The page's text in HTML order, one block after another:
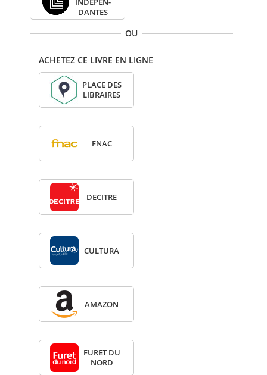
DANTES
OU
ACHETEZ CE LIVRE EN LIGNE
PLACE DES
LIBRAIRES
FNAC
DECITRE
CULTURA
AMA­ZON
FURET DU
NORD